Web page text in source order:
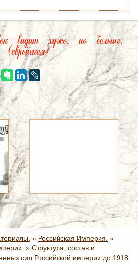
видит хуже, но больше.
(еврейская)
» Российская Империя. »
» Структура, состав и
сил Российской империи до 1918